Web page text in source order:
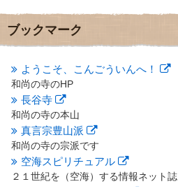
2012年10月(5)
2012年9月
(8)
2012年7月
(10)
2012年6月(14)
2012年5月
2012年4月(16)
2012年3月 (17)
2012年2月(20)
2012年1月(25)
2011年12月(22)
2011年11月(28)
ブックマーク
ようこそ、こんごういんへ！
和尚の寺のHP
長谷寺
和尚の寺の本山
真言宗豊山派
和尚の寺の宗派です
空海スピリチュアル
２１世紀を（空海）する情報ネット誌